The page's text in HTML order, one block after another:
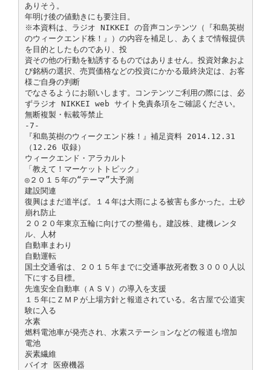
ありそう。
年明け後の値動きにも要注目。
※本資料は、ラジオ NIKKEI の音声コンテンツ（『和島英樹
のウィークエンド株！』）の内容を補足し、あくまで情報提供
を目的としたものであり、投
資その他の行動を勧誘するものではありません。投資対象およ
び銘柄の選択、売買価格などの投資にかかる最終決定は、お客
様ご自身の判断
でなさるようにお願いします。コンテンツご利用の際には、必
ずラジオ NIKKEI web サイト免責条項をご確認ください。
無断複製・転載等禁止
-7-
『和島英樹のウィークエンド株！』補足資料 2014.12.31
（12.26 収録）
ウィークエンド・アラカルト
「教えて！マーケットトピック」
◎２０１５年の“テーマ”大予測
建設関連
復興はまだ道半ば。１４年は大雨による被害も多かった。土砂
崩れ防止
２０２０年東京五輪に向けての整備も。建設株、建機レンタ
ル、人材
自動車まわり
自動運転
国土交通省は、２０１５年までに交通事故死者数３０００人以
下にする目標。
先進安全自動車（ＡＳＶ）の導入を支援
１５年にＺＭＰが上場方針と報道されている。名古屋で公道実
験に入る
水素
燃料電池車が発売され、水素ステーションなどの報道も増加
電池
炭素繊維
バイオ 医療機器